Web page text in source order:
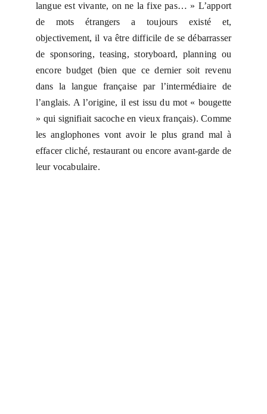
langue est vivante, on ne la fixe pas… » L’apport
de mots étrangers a toujours existé et,
objectivement, il va être difficile de se débarrasser
de sponsoring, teasing, storyboard, planning ou
encore budget (bien que ce dernier soit revenu
dans la langue française par l’intermédiaire de
l’anglais. A l’origine, il est issu du mot « bougette
» qui signifiait sacoche en vieux français). Comme
les anglophones vont avoir le plus grand mal à
effacer cliché, restaurant ou encore avant-garde de
leur vocabulaire.